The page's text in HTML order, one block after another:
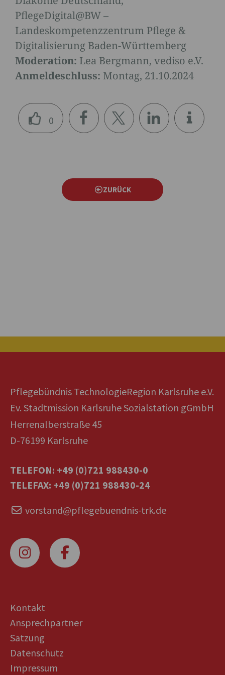
PflegeDigital@BW –
Landeskompetenzzentrum Pflege &
Digitalisierung Baden-Württemberg
Moderation: Lea Bergmann, vediso e.V.
Anmeldeschluss: Montag, 21.10.2024
0
ZURÜCK
Pflegebündnis TechnologieRegion Karlsruhe e.V.
Ev. Stadtmission Karlsruhe Sozialstation gGmbH
Herrenalberstraße 45
D-76199 Karlsruhe
TELEFON: +49 (0)721 988430-0
TELEFAX: +49 (0)721 988430-24
vorstand@pflegebuendnis-trk.de
Kontakt
Ansprechpartner
Satzung
Datenschutz
Impressum